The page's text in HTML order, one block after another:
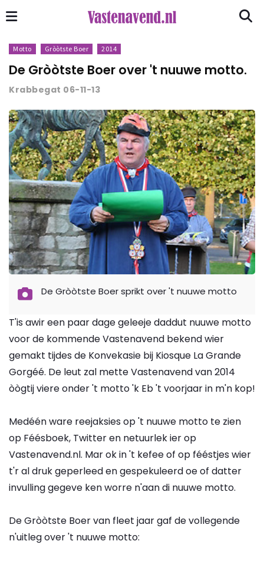
Motto Gròòtste Boer 2014
De Gròòtste Boer over 't nuuwe motto.
Krabbegat 06-11-13
De Gròòtste Boer sprikt over 't nuuwe motto
T'is awir een paar dage geleeje daddut nuuwe motto
voor de kommende Vastenavend bekend wier
gemakt tijdes de Konvekasie bij Kiosque La Grande
Gorgéé. De leut zal mette Vastenavend van 2014
òògtij viere onder 't motto 'k Eb 't voorjaar in m'n kop!
Medéén ware reejaksies op 't nuuwe motto te zien
op Féésboek, Twitter en netuurlek ier op
Vastenavend.nl. Mar ok in 't kefee of op fééstjes wier
t'r al druk geperleed en gespekuleerd oe of datter
invulling gegeve ken worre n'aan di nuuwe motto.
De Gròòtste Boer van fleet jaar gaf de vollegende
n'uitleg over 't nuuwe motto: